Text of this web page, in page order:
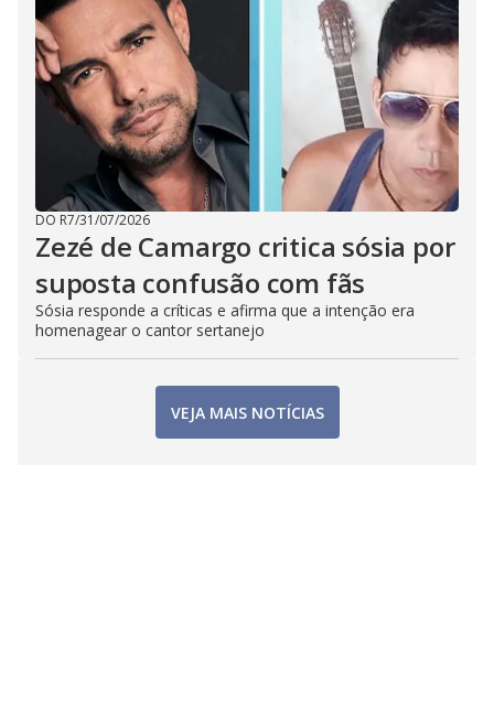
DO R7/31/07/2026
Zezé de Camargo critica sósia por
suposta confusão com fãs
Sósia responde a críticas e afirma que a intenção era
homenagear o cantor sertanejo
VEJA MAIS NOTÍCIAS